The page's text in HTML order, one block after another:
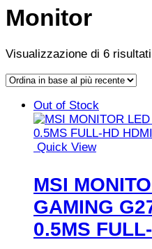
Monitor
Visualizzazione di 6 risultati
Vista
Vista
Out of Stock
Quick View
MSI
GAMING
0.5MS